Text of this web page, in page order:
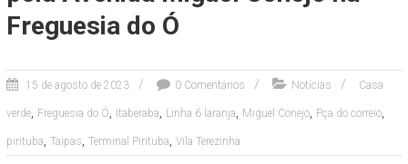
Freguesia do Ó
15 de agosto de 2023 0 Comentários Notícias Casa
verde, Freguesia do Ó, Itaberaba, Linha 6 laranja, Miguel Conejo, Pça do correio,
pirituba, Taipas, Terminal Pirituba, Vila Terezinha